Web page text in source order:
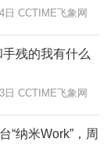
日 CCTIME飞象网
残的我有什么
日 CCTIME飞象网
“纳米Work”，周